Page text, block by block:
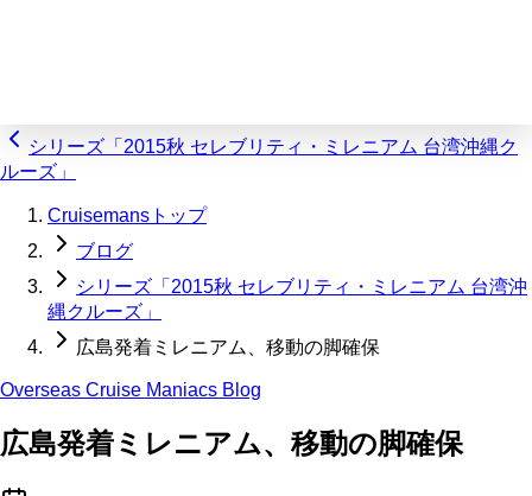
シリーズ「2015秋 セレブリティ・ミレニアム 台湾沖縄ク
ルーズ」
Cruisemansトップ
ブログ
シリーズ「2015秋 セレブリティ・ミレニアム 台湾沖
縄クルーズ」
広島発着ミレニアム、移動の脚確保
Overseas Cruise Maniacs Blog
広島発着ミレニアム、移動の脚確保